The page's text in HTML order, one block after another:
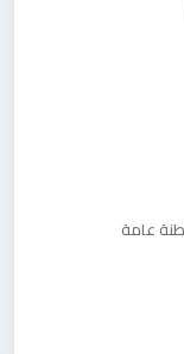
عامة